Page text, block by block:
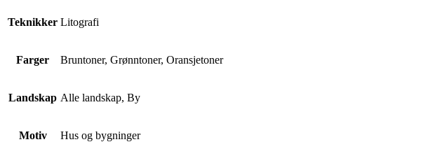
Teknikker Litografi
Farger Bruntoner, Grønntoner, Oransjetoner
Landskap Alle landskap, By
Motiv Hus og bygninger